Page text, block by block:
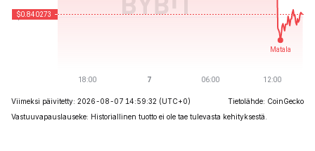
Viimeksi päivitetty: 2026-08-07 14:59:32 (UTC+0)
Tietolähde: CoinGecko
Vastuuvapauslauseke: Historiallinen tuotto ei ole tae tulevasta kehityksestä.